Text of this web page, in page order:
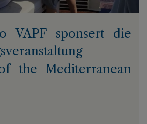
VAPF sponsert die
the Mediterranean